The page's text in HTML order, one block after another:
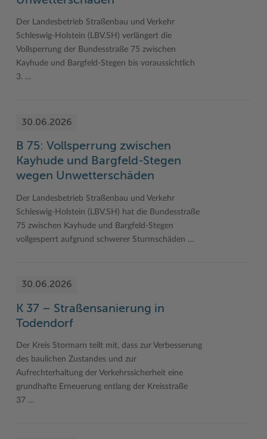
Der Landesbetrieb Straßenbau und Verkehr
Schleswig-Holstein (LBV.SH) verlängert die
Vollsperrung der Bundesstraße 75 zwischen
Kayhude und Bargfeld-Stegen bis voraussichtlich
3. …
30.06.2026
B 75: Vollsperrung zwischen
Kayhude und Bargfeld-Stegen
wegen Unwetterschäden
Der Landesbetrieb Straßenbau und Verkehr
Schleswig-Holstein (LBV.SH) hat die Bundesstraße
75 zwischen Kayhude und Bargfeld-Stegen
vollgesperrt aufgrund schwerer Sturmschäden …
30.06.2026
K 37 – Straßensanierung in
Todendorf
Der Kreis Stormarn teilt mit, dass zur Verbesserung
des baulichen Zustandes und zur
Aufrechterhaltung der Verkehrssicherheit eine
grundhafte Erneuerung entlang der Kreisstraße
37 …